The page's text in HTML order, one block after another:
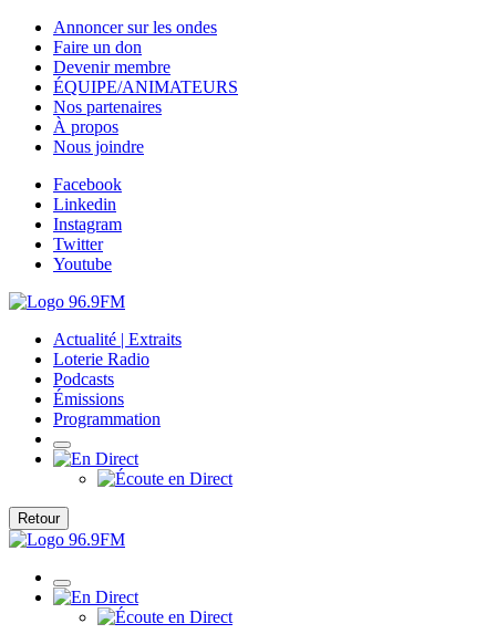
Annoncer sur les ondes
Faire un don
Devenir membre
ÉQUIPE/ANIMATEURS
Nos partenaires
À propos
Nous joindre
Facebook
Linkedin
Instagram
Twitter
Youtube
Actualité | Extraits
Loterie Radio
Podcasts
Émissions
Programmation
Retour